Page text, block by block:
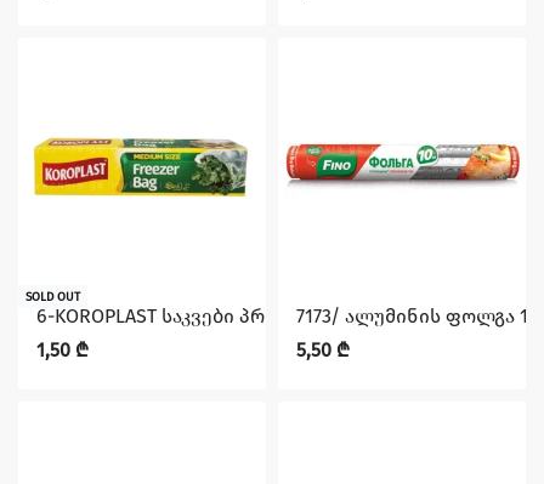
SOLD OUT
6-KOROPLAST საკვები პროდუქტის გასაყინი პაკეტი
1,50 ₾
7173/ ალუმინის ფოლგა
5,50 ₾